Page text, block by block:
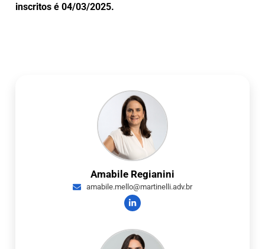
inscritos é 04/03/2025.
Amabile Regianini
amabile.mello@martinelli.adv.br